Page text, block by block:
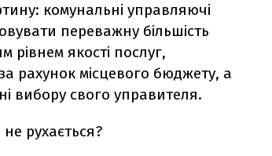
комунальні управляючі
переважну більшість
рівнем якості послуг,
рахунок місцевого бюджету, а
вибору свого управителя.
рухається?